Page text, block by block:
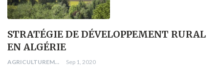
STRATÉGIE DE DÉVELOPPEMENT RURAL
EN ALGÉRIE
AGRICULTUREMONO
Sep 1, 2020